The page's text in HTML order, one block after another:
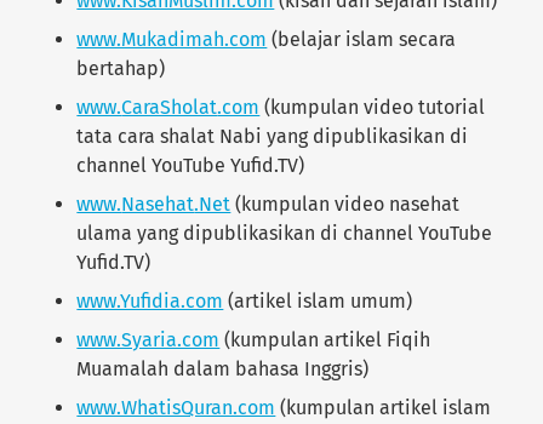
www.Mukadimah.com (belajar islam secara
bertahap)
www.CaraSholat.com (kumpulan video tutorial
tata cara shalat Nabi yang dipublikasikan di
channel YouTube Yufid.TV)
www.Nasehat.Net (kumpulan video nasehat
ulama yang dipublikasikan di channel YouTube
Yufid.TV)
www.Yufidia.com (artikel islam umum)
www.Syaria.com (kumpulan artikel Fiqih
Muamalah dalam bahasa Inggris)
www.WhatisQuran.com (kumpulan artikel islam